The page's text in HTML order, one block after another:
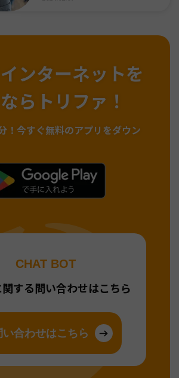
ンターネットを
らトリファ！
！ 今すぐ無料のアプリをダウン
CHAT BOT
する問い合わせはこちら
い合わせはこちら